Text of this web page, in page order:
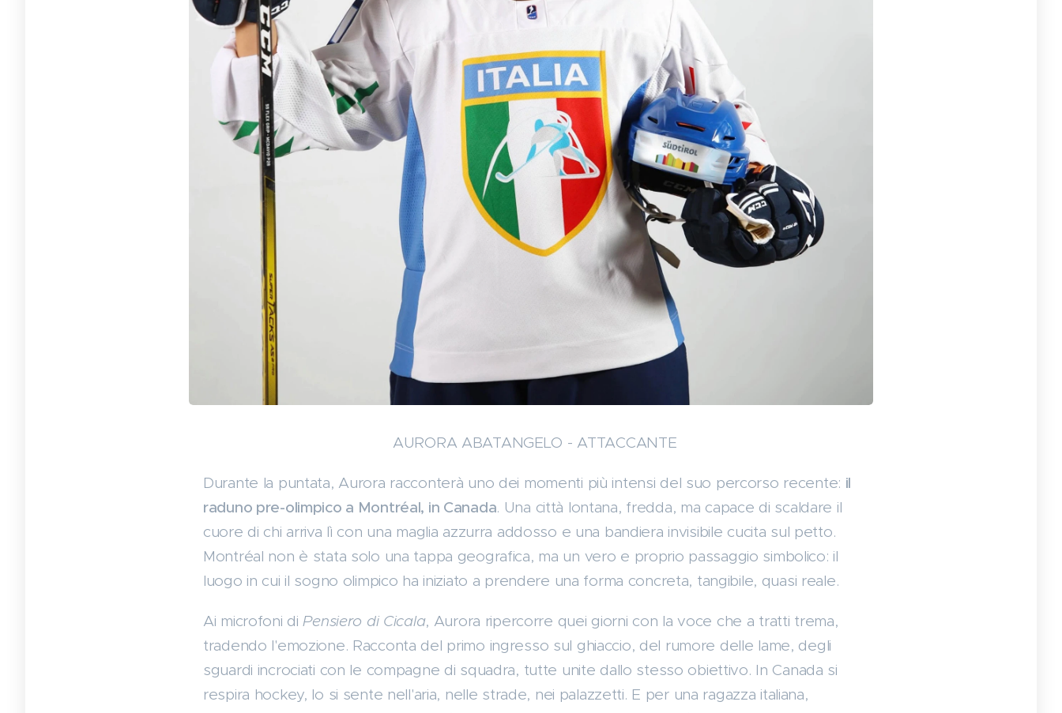
AURORA ABATANGELO - ATTACCANTE
Durante la puntata, Aurora racconterà uno dei momenti più intensi del suo percorso recente: il
raduno pre-olimpico a Montréal, in Canada. Una città lontana, fredda, ma capace di scaldare il
cuore di chi arriva lì con una maglia azzurra addosso e una bandiera invisibile cucita sul petto.
Montréal non è stata solo una tappa geografica, ma un vero e proprio passaggio simbolico: il
luogo in cui il sogno olimpico ha iniziato a prendere una forma concreta, tangibile, quasi reale.
Ai microfoni diPensiero di Cicala, Aurora ripercorre quei giorni con la voce che a tratti trema,
tradendo l'emozione. Racconta del primo ingresso sul ghiaccio, del rumore delle lame, degli
sguardi incrociati con le compagne di squadra, tutte unite dallo stesso obiettivo. In Canada si
respira hockey, lo si sente nell'aria, nelle strade, nei palazzetti. E per una ragazza italiana,